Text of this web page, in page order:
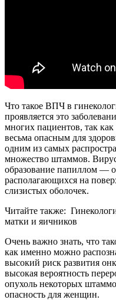
Что такое ВПЧ в
проявляется это
многих пациентов, так
весьма опасным для
одним из самых
множество штаммов.
образование папиллом —
располагающихся на
слизистых оболочек.
Читайте также:
матки и яичников
Очень важно знать, что
как именно можно
высокий риск развития
высокая вероятность
опухоль некоторых
опасность для женщин.